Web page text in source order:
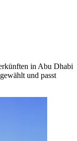
in Abu Dhabi
und passt